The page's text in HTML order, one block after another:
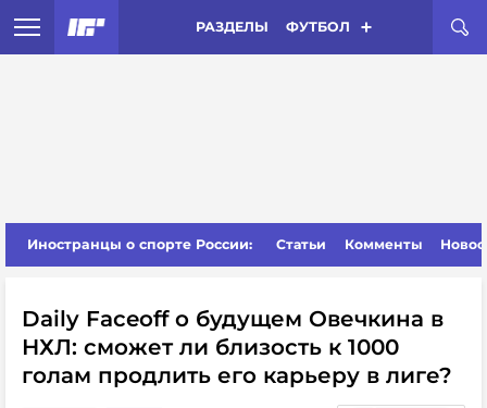
РАЗДЕЛЫ ФУТБОЛ
Иностранцы о спорте России: Статьи Комменты
Daily Faceoff о будущем Овечкина в
НХЛ: сможет ли близость к 1000
голам продлить его карьеру в лиге?